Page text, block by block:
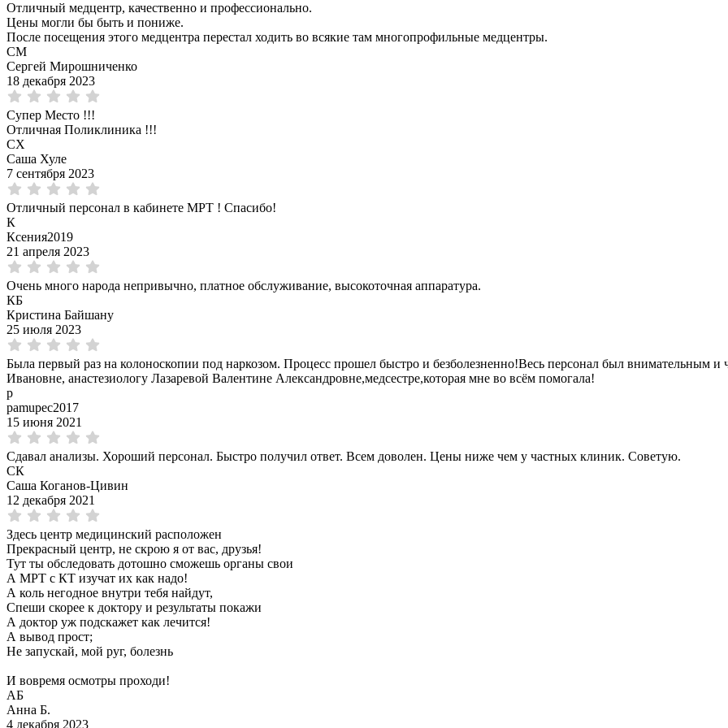
Отличный медцентр, качественно и профессионально.
Цены могли бы быть и пониже.
После посещения этого медцентра перестал ходить во всякие там многопрофильные медцентры.
СМ
Сергей Мирошниченко
18 декабря 2023
Супер Место !!!
Отличная Поликлиника !!!
СХ
Саша Хуле
7 сентября 2023
Отличный персонал в кабинете МРТ ! Спасибо!
К
Ксения2019
21 апреля 2023
Очень много народа непривычно, платное обслуживание, высокоточная аппаратура.
КБ
Кристина Байшану
25 июля 2023
Была первый раз на колоноскопии под наркозом. Процесс прошел быстро и безболезненно!Весь персонал был внимательным
Ивановне, анастезиологу Лазаревой Валентине Александровне,медсестре,которая мне во всём помогала!
p
pamupec2017
15 июня 2021
Сдавал анализы. Хороший персонал. Быстро получил ответ. Всем доволен. Цены ниже чем у частных клиник. Советую.
СК
Саша Коганов-Цивин
12 декабря 2021
Здесь центр медицинский расположен
Прекрасный центр, не скрою я от вас, друзья!
Тут ты обследовать дотошно сможешь органы свои
А МРТ с КТ изучат их как надо!
А коль негодное внутри тебя найдут,
Спеши скорее к доктору и результаты покажи
А доктор уж подскажет как лечится!
А вывод прост;
Не запускай, мой руг, болезнь
И вовремя осмотры проходи!
АБ
Анна Б.
4 декабря 2023